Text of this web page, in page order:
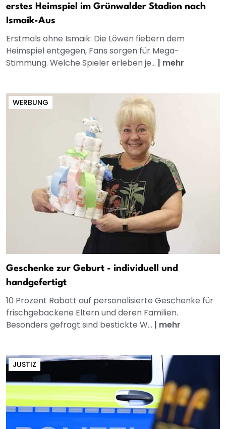
erstes Heimspiel im Grünwalder Stadion nach
Ismaik-Aus
Erstmals ohne Ismaik: Die Löwen fiebern dem
Heimspiel entgegen, Fans sorgen für Mega-
Stimmung. Welche Spieler erleben je... | mehr
WERBUNG
Geschenke zur Geburt - individuell und
handgefertigt
10 Prozent Rabatt auf personalisierte Geschenke für
frischgebackene Eltern und deren Familien.
Besonders gefragt sind bestickte W... | mehr
JUSTIZ